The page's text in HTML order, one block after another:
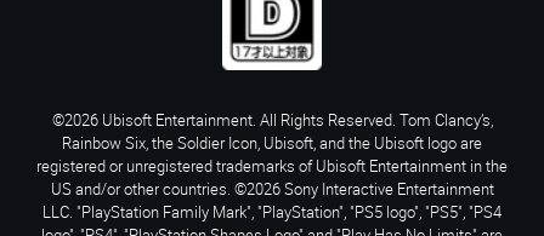
©2026 Ubisoft Entertainment. All Rights Reserved. Tom Clancy’s,
Rainbow Six, the Soldier Icon, Ubisoft, and the Ubisoft logo are
registered or unregistered trademarks of Ubisoft Entertainment in the
US and/or other countries. ©2026 Sony Interactive Entertainment
LLC. "PlayStation Family Mark", "PlayStation", "PS5 logo", "PS5", "PS4